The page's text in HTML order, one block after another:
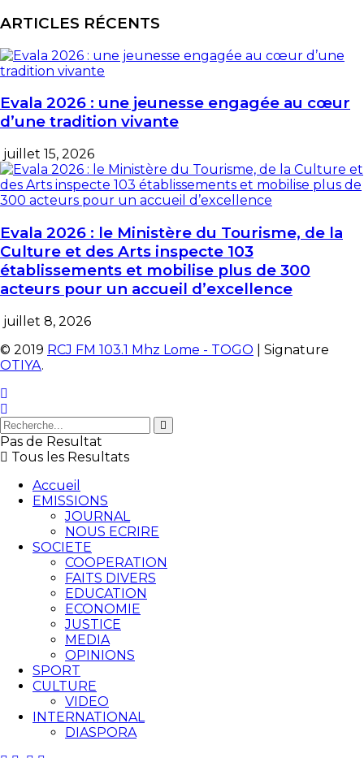
ARTICLES RÉCENTS
Evala 2026 : une jeunesse engagée au cœur
d’une tradition vivante
juillet 15, 2026
Evala 2026 : le Ministère du Tourisme, de la
Culture et des Arts inspecte 103
établissements et mobilise plus de 300
acteurs pour un accueil d’excellence
juillet 8, 2026
© 2019 RCJ FM 103.1 Mhz Lome - TOGO | Signature
OTIYA.
Pas de Resultat
Tous les Resultats
Accueil
EMISSIONS
JOURNAL
NOUS ECRIRE
SOCIETE
COOPERATION
FAITS DIVERS
EDUCATION
ECONOMIE
JUSTICE
MEDIA
OPINIONS
SPORT
CULTURE
VIDEO
INTERNATIONAL
DIASPORA